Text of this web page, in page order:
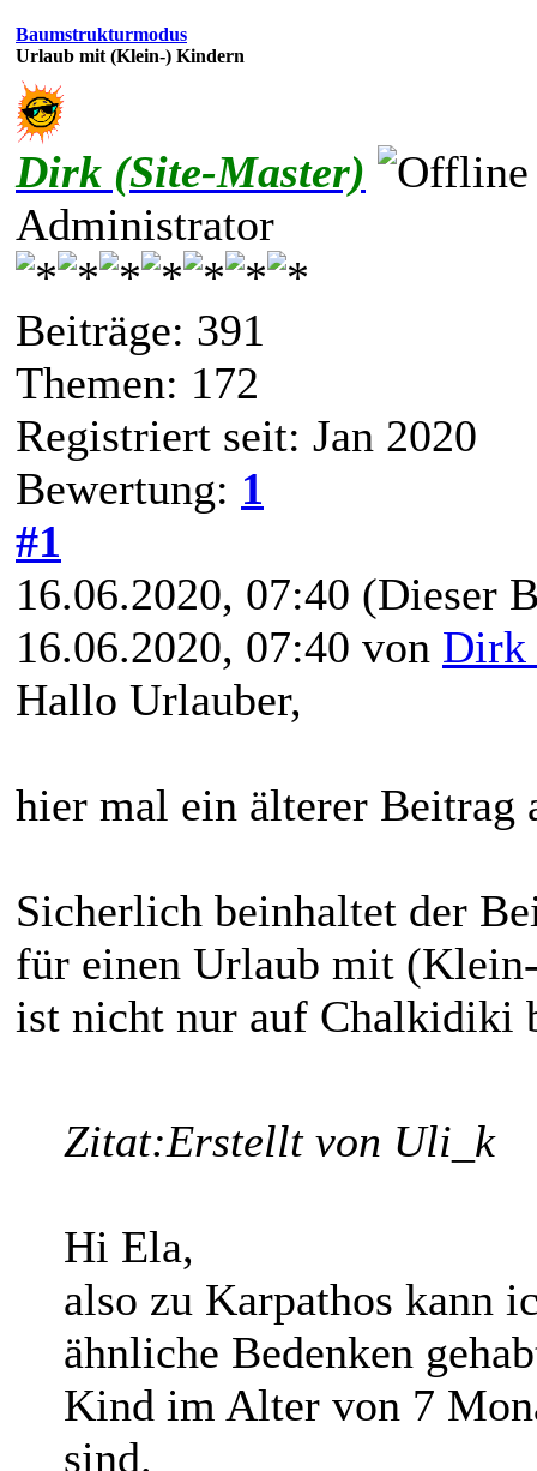
Baumstrukturmodus
Urlaub mit (Klein-) Kindern
Dirk (Site-Master)
Administrator
Beiträge: 391
Themen: 172
Registriert seit: Jan 2020
Bewertung: 1
#1
16.06.2020, 07:40 (Dieser
16.06.2020, 07:40 von Dirk
Hallo Urlauber,
hier mal ein älterer Beitrag
Sicherlich beinhaltet der
für einen Urlaub mit
ist nicht nur auf Chalkidiki
Zitat:Erstellt von Uli_k
Hi Ela,
also zu Karpathos kann
ähnliche Bedenken
Kind im Alter von 7
sind.